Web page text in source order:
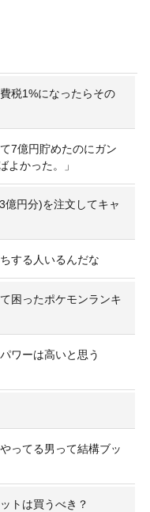
税1%になったらその
7億円貯めたのにガン
よかった。」
億円分)を注文してキャ
する人いるんだな
困ったポケモンランキ
ワーは高いと思う
ってる男って結構ブッ
トは買うべき？